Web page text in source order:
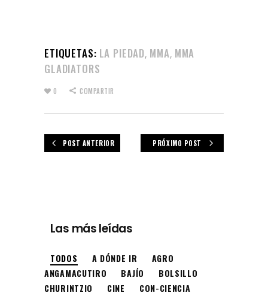
ETIQUETAS: LA PIEDAD, MMA, MMA
GLADIATORS
0 COMPARTIR
POST ANTERIOR PRÓXIMO POST
Las más leídas
TODOS A DÓNDE IR
AGRO
ANGAMACUTIRO
BAJÍO
BOLSILLO
CHURINTZIO
CINE CON-CIENCIA